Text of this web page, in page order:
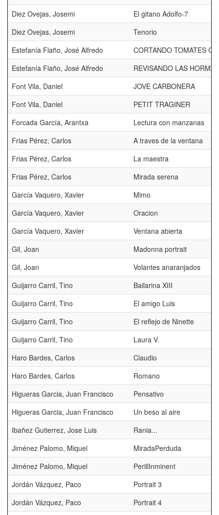
Diez Ovejas, Josemi
El gitano Adolfo-7
Diez Ovejas, Josemi
Tenorio
Estefanía Flaño, José Alfredo
CORTANDO TOMATES
Estefanía Flaño, José Alfredo
REVISANDO LAS HORMAS
Font Vila, Daniel
JOVE CARBONERA
Font Vila, Daniel
PETIT TRAGINER
Forcada García, Arantxa
Lectura con manzanas
Frias Pérez, Carlos
A traves de la ventana
Frias Pérez, Carlos
La maestra
Frias Pérez, Carlos
Mirada serena
García Vaquero, Xavier
Mimo
García Vaquero, Xavier
Oracion
García Vaquero, Xavier
Ventana abierta
Gil, Joan
Madonna portrait
Gil, Joan
Volantes anaranjados
Guijarro Carril, Tino
Bailarina XIII
Guijarro Carril, Tino
El amigo Luis
Guijarro Carril, Tino
El reflejo de Ninette
Guijarro Carril, Tino
Laura V.
Haro Bardes, Carlos
Claudio
Haro Bardes, Carlos
Romano
Higueras Garcia, Juan Francisco
Pensativo
Higueras Garcia, Juan Francisco
Un beso al aire
Ibañez Gutierrez, Jose Luis
Rania...
Jiménez Palomo, Miquel
MiradaPerduda
Jiménez Palomo, Miquel
PerillInminent
Jordán Vázquez, Paco
Portrait 3
Jordán Vázquez, Paco
Portrait 4